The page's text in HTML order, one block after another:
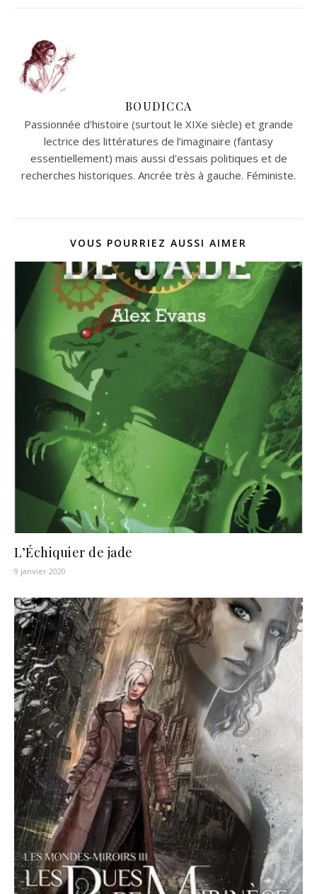
BOUDICCA
Passionnée d'histoire (surtout le XIXe siècle) et grande
lectrice des littératures de l’imaginaire (fantasy
essentiellement) mais aussi d'essais politiques et de
recherches historiques. Ancrée très à gauche. Féministe.
VOUS POURRIEZ AUSSI AIMER
L’Échiquier de jade
9 janvier 2020